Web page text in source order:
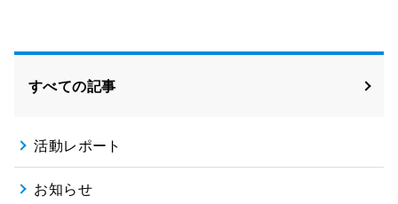
すべての記事
活動レポート
お知らせ